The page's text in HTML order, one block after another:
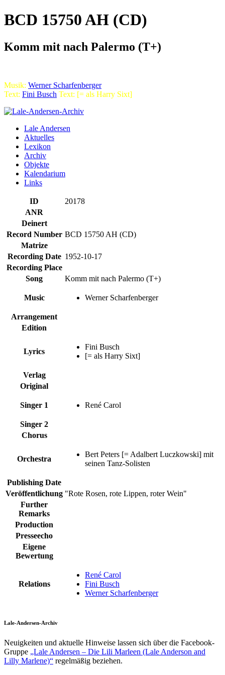
BCD 15750 AH (CD)
Komm mit nach Palermo (T+)
Musik: Werner Scharfenberger
Text: Fini Busch Text: [= als Harry Sixt]
Lale Andersen
Aktuelles
Lexikon
Archiv
Objekte
Kalendarium
Links
ID
20178
ANR
Deinert
Record Number BCD 15750 AH (CD)
Matrize
Recording Date 1952-10-17
Recording Place
Song
Komm mit nach Palermo (T+)
Music Werner Scharfenberger
Arrangement
Edition
Lyrics
Fini Busch
[= als Harry Sixt]
Verlag
Original
Singer 1 René Carol
Singer 2
Chorus
Orchestra
Bert Peters [= Adalbert Luczkowski] mit
seinen Tanz-Solisten
Publishing Date
Veröffentlichung "Rote Rosen, rote Lippen, roter Wein"
Further
Remarks
Production
Presseecho
Eigene
Bewertung
Relations
René Carol
Fini Busch
Werner Scharfenberger
Lale-Andersen-Archiv
Neuigkeiten und aktuelle Hinweise lassen sich über die Facebook-
Gruppe „Lale Andersen – Die Lili Marleen (Lale Anderson and
Lilly Marlene)“ regelmäßig beziehen.